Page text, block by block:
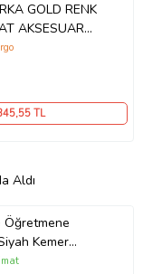
GOLD RENK
AKSESUAR
,55 TL
Aldı
Öğretmene
Kemer
Hediye Seti